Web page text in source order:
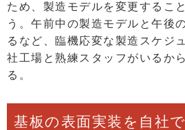
ため、製造モデルを変更するこ
う。午前中の製造モデルと午後
るなど、臨機応変な製造スケジ
社工場と熟練スタッフがいるか
る。
基板の表面実装を自社